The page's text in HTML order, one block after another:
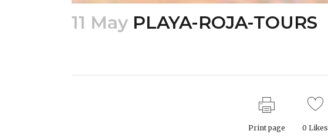
11 May PLAYA-ROJA-TOURS
Posted at 18:55h
Print page 0 Likes